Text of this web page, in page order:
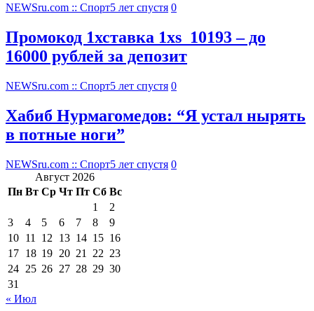
NEWSru.com :: Спорт5 лет спустя 0
Промокод 1хставка 1xs_10193 – до
16000 рублей за депозит
NEWSru.com :: Спорт5 лет спустя 0
Хабиб Нурмагомедов: “Я устал нырять
в потные ноги”
NEWSru.com :: Спорт5 лет спустя 0
Август 2026
Пн Вт Ср Чт Пт Сб Вс
1
2
3
4 5 6 7 8
9
10 11 12 13 14 15 16
17 18 19 20 21 22 23
24 25 26 27 28 29 30
31
« Июл